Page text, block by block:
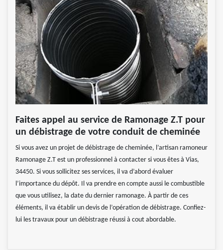
Faites appel au service de Ramonage Z.T pour
un débistrage de votre conduit de cheminée
Si vous avez un projet de débistrage de cheminée, l’artisan ramoneur
Ramonage Z.T est un professionnel à contacter si vous êtes à Vias,
34450. Si vous sollicitez ses services, il va d’abord évaluer
l’importance du dépôt. Il va prendre en compte aussi le combustible
que vous utilisez, la date du dernier ramonage. À partir de ces
éléments, il va établir un devis de l’opération de débistrage. Confiez-
lui les travaux pour un débistrage réussi à cout abordable.